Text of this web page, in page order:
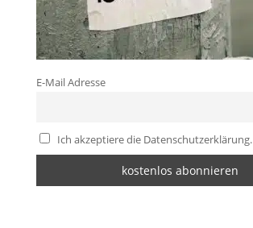
E-Mail Adresse
Ich akzeptiere die Datenschutzerklärung.